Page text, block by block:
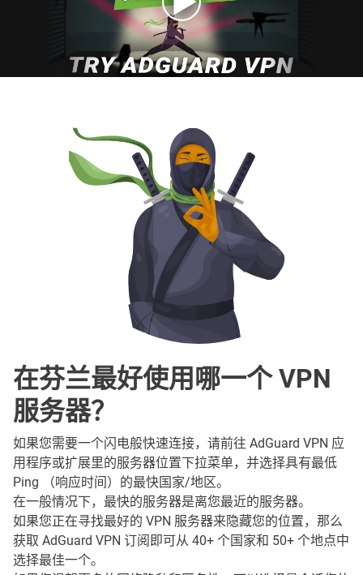
在芬兰最好使用哪一个 VPN
服务器？
如果您需要一个闪电般快速连接，请前往 AdGuard VPN 应
用程序或扩展里的服务器位置下拉菜单，并选择具有最低
Ping （响应时间）的最快国家/地区。
在一般情况下，最快的服务器是离您最近的服务器。
如果您正在寻找最好的 VPN 服务器来隐藏您的位置，那么
获取 AdGuard VPN 订阅即可从 40+ 个国家和 50+ 个地点中
选择最佳一个。